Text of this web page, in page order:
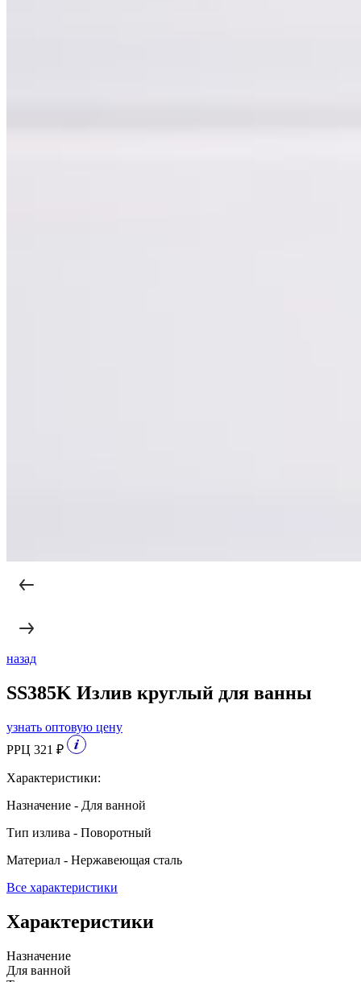
назад
SS385K Излив круглый для ванны
узнать оптовую цену
РРЦ 321 ₽
Характеристики:
Назначение - Для ванной
Тип излива - Поворотный
Материал - Нержавеющая сталь
Все характеристики
Характеристики
Назначение
Для ванной